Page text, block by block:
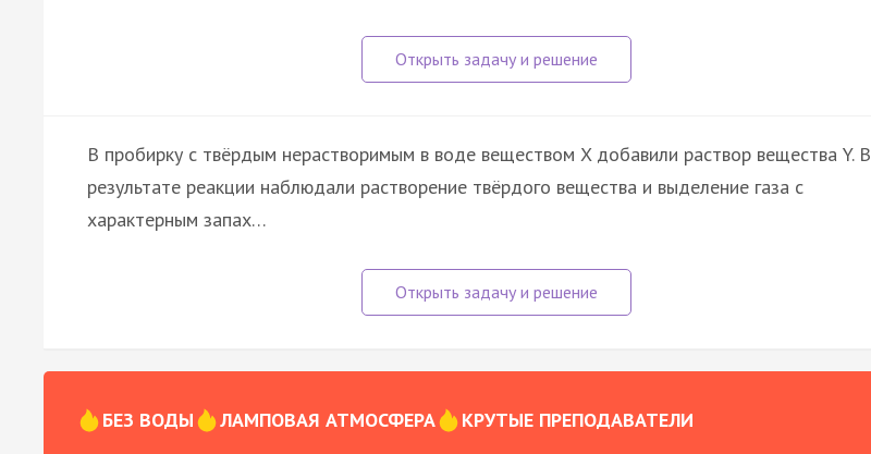
В пробирку с твёрдым нерастворимым в воде веществом X добавили раствор вещества Y. В
результате реакции наблюдали растворение твёрдого вещества и выделение газа с
характерным запах…
БЕЗ ВОДЫ ЛАМПОВАЯ АТМОСФЕРА КРУТЫЕ ПРЕПОДАВАТЕЛИ